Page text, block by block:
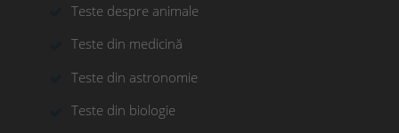
Teste despre animale
Teste din medicină
Teste din astronomie
Teste din biologie